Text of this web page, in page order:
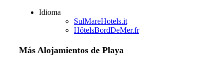
Idioma
SulMareHotels.it
HôtelsBordDeMer.fr
Más Alojamientos de Playa